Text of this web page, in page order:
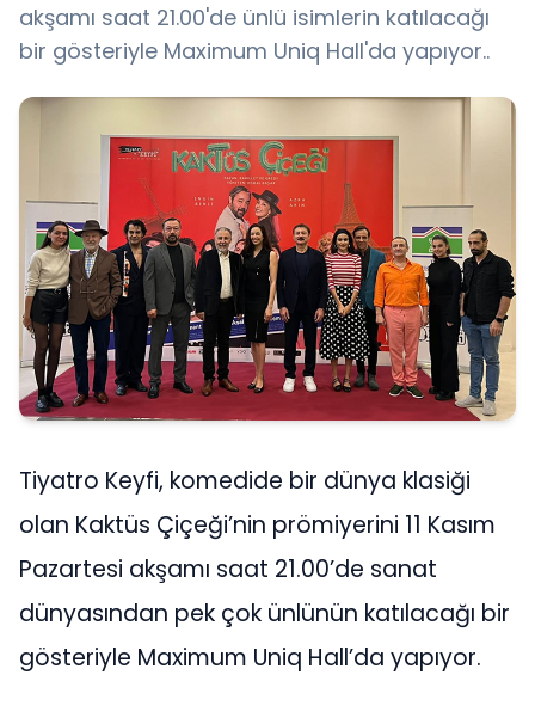
akşamı saat 21.00'de ünlü isimlerin katılacağı
bir gösteriyle Maximum Uniq Hall'da yapıyor..
Tiyatro Keyfi, komedide bir dünya klasiği
olan Kaktüs Çiçeği’nin prömiyerini 11 Kasım
Pazartesi akşamı saat 21.00’de sanat
dünyasından pek çok ünlünün katılacağı bir
gösteriyle Maximum Uniq Hall’da yapıyor.